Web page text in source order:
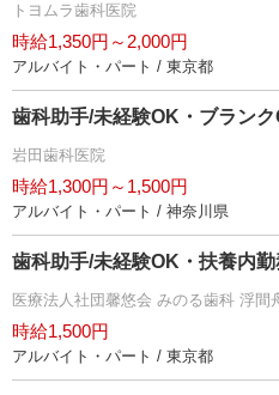
トヨムラ歯科医院
時給1,350円～2,000円
アルバイト・パート / 東京都
歯科助手/未経験OK・ブランク
田歯科医院
時給1,300円～1,500円
アルバイト・パート / 神奈川県
歯科助手/未経験OK・扶養内
医療法人社団馨悠会 みのる歯科 浮間
時給1,500円
アルバイト・パート / 東京都